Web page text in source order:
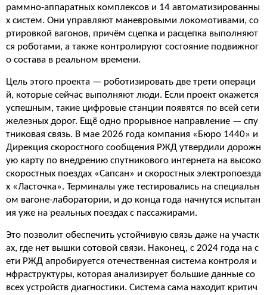
раммно-аппаратных комплексов и 14 автоматизированны
х систем. Они управляют маневровыми локомотивами, со
ртировкой вагонов, причём сцепка и расцепка выполняют
ся роботами, а также контролируют состояние подвижног
о состава в реальном времени.
Цель этого проекта — роботизировать две трети операци
й, которые сейчас выполняют люди. Если проект окажется
успешным, такие цифровые станции появятся по всей сети
железных дорог. Ещё одно прорывное направление — спу
тниковая связь. В мае 2026 года компания «Бюро 1440» и
Дирекция скоростного сообщения РЖД утвердили дорожн
ую карту по внедрению спутникового интернета на высоко
скоростных поездах «Сапсан» и скоростных электропоезда
х «Ласточка». Терминалы уже тестировались на специальн
ом вагоне-лаборатории, и до конца года начнутся испытан
ия уже на реальных поездах с пассажирами.
Это позволит обеспечить устойчивую связь даже на участк
ах, где нет вышки сотовой связи. Наконец, с 2024 года на с
ети РЖД апробируется отечественная система контроля и
нфраструктуры, которая анализирует большие данные со
всех устройств диагностики. Система сама находит критич